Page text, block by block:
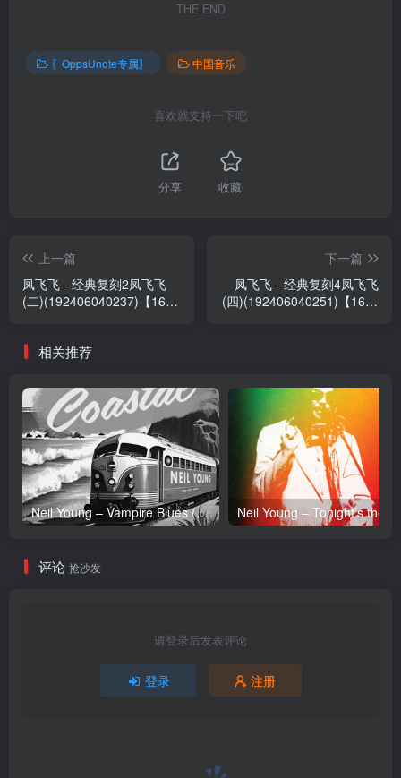
THE END
〖OppsUnote专属〗 中国音乐
喜欢就支持一下吧
分享 收藏
上一篇
凤飞飞 - 经典复刻2凤飞飞
(二)(192406040237)【16bit
下一篇
凤飞飞 - 经典复刻4凤飞飞
(四)(192406040251)【16bit
相关推荐
Neil Young – Vampire Blues (Live) – Single(054391239303)【24bit／96.0kHz】土耳其区
评论 抢沙发
请登录后发表评论
登录 注册